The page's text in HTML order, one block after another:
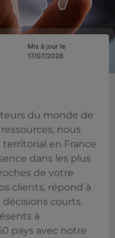
Mis à jour le
17/07/2026
du monde de
nous
en France
dans les plus
de votre
clients, répond à
courts.
à
pays avec notre